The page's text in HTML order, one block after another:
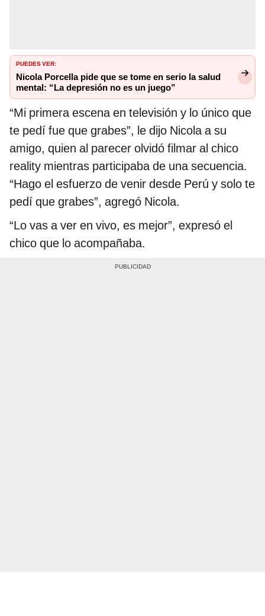
PUEDES VER:
Nicola Porcella pide que se tome en serio la salud
mental: “La depresión no es un juego”
“Mi primera escena en televisión y lo único que
te pedí fue que grabes”, le dijo Nicola a su
amigo, quien al parecer olvidó filmar al chico
reality mientras participaba de una secuencia.
“Hago el esfuerzo de venir desde Perú y solo te
pedí que grabes”, agregó Nicola.
“Lo vas a ver en vivo, es mejor”, expresó el
chico que lo acompañaba.